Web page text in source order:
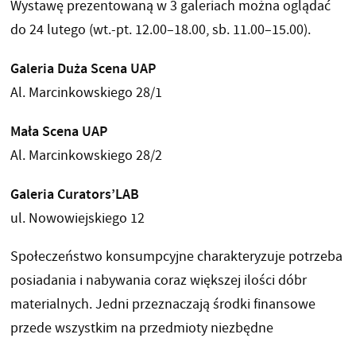
Wystawę prezentowaną w 3 galeriach można oglądać
do 24 lutego (wt.-pt. 12.00–18.00, sb. 11.00–15.00).
Galeria Duża Scena UAP
Al. Marcinkowskiego 28/1
Mała Scena UAP
Al. Marcinkowskiego 28/2
Galeria Curators’LAB
ul. Nowowiejskiego 12
Społeczeństwo konsumpcyjne charakteryzuje potrzeba
posiadania i nabywania coraz większej ilości dóbr
materialnych. Jedni przeznaczają środki finansowe
przede wszystkim na przedmioty niezbędne